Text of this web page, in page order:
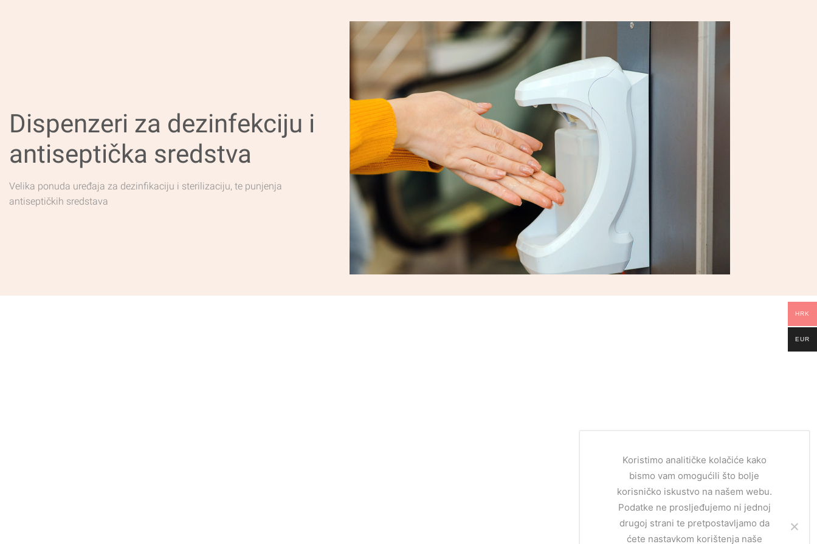
Dispenzeri za dezinfekciju i
antiseptička sredstva
Velika ponuda uređaja za dezinfikaciju i sterilizaciju, te punjenja
antiseptičkih sredstava
HRK
EUR
Koristimo analitičke kolačiće kako
bismo vam omogućili što bolje
korisničko iskustvo na našem webu.
Podatke ne prosljeđujemo ni jednoj
drugoj strani te pretpostavljamo da
ćete nastavkom korištenja naše